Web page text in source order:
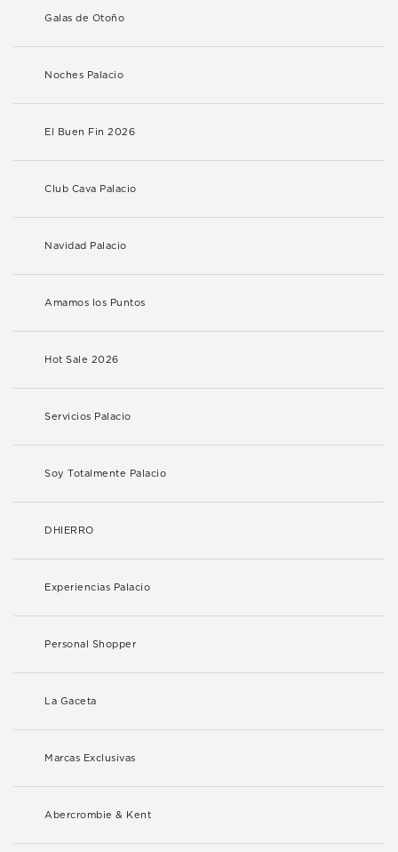
Galas de Otoño
Noches Palacio
El Buen Fin 2026
Club Cava Palacio
Navidad Palacio
Amamos los Puntos
Hot Sale 2026
Servicios Palacio
Soy Totalmente Palacio
DHIERRO
Experiencias Palacio
Personal Shopper
La Gaceta
Marcas Exclusivas
Abercrombie & Kent